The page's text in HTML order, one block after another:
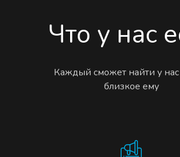
Что у нас
Каждый сможет найти у нас
близкое ему